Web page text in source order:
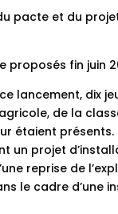
pacte et du
proposés fin juin
lancement, dix
de la
étaient
un projet
reprise de
le cadre d’une